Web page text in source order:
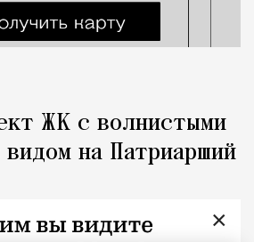
ЖК с волнистыми
видом на Патриарший
×